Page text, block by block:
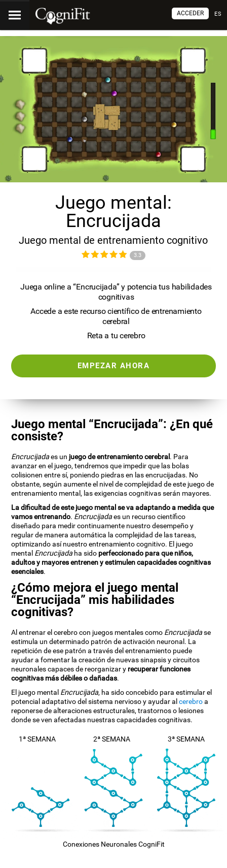
ES
ACCEDER
Juego mental:
Encrucijada
Juego mental de entrenamiento cognitivo
3.3
Juega online a “Encrucijada” y potencia tus habilidades
cognitivas
Accede a este recurso científico de entrenamiento
cerebral
Reta a tu cerebro
EMPEZAR AHORA
Juego mental “Encrucijada”: ¿En qué
consiste?
Encrucijadaes un juego de entrenamiento cerebral. Para
avanzar en el juego, tendremos que impedir que las bolas
colisionen entre sí, poniendo piedras en las encrucijadas. No
obstante, según aumente el nivel de complejidad de este juego de
entrenamiento mental, las exigencias cognitivas serán mayores.
La dificultad de este juego mental se va adaptando a medida que
vamos entrenando. Encrucijadaes un recurso científico
diseñado para medir continuamente nuestro desempeño y
regular de manera automática la complejidad de las tareas,
optimizando así nuestro entrenamiento cognitivo. El juego
mental Encrucijadaha sido perfeccionado para que niños,
adultos y mayores entrenen y estimulen capacidades cognitivas
esenciales.
¿Cómo mejora el juego mental
“Encrucijada” mis habilidades
cognitivas?
Al entrenar el cerebro con juegos mentales como Encrucijadase
estimula un determinado patrón de activación neuronal. La
repetición de ese patrón a través del entrenamiento puede
ayudar a fomentar la creación de nuevas sinapsis y circuitos
neuronales capaces de reorganizar y recuperar funciones
cognitivas más débiles o dañadas.
El juego mental Encrucijada, ha sido concebido para estimular el
potencial adaptativo del sistema nervioso y ayudar alcerebroa
reponerse de alteraciones estructurales, trastornos o lesiones
donde se ven afectadas nuestras capacidades cognitivas.
1ª SEMANA 2ª SEMANA 3ª SEMANA
Conexiones Neuronales CogniFit